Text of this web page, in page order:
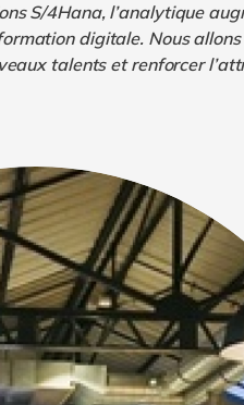
S/4Hana, l’analytique
digitale. Nous
talents et renforcer